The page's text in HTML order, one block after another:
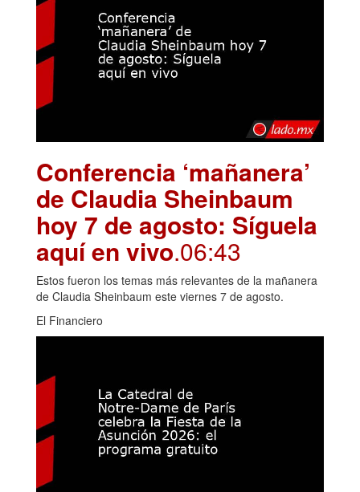
Conferencia ‘mañanera’
de Claudia Sheinbaum
hoy 7 de agosto: Síguela
aquí en vivo.06:43
Estos fueron los temas más relevantes de la mañanera
de Claudia Sheinbaum este viernes 7 de agosto.
El Financiero